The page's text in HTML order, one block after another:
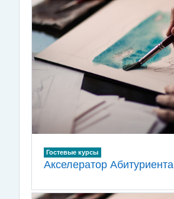
Гостевые курсы
Акселератор Абитуриента